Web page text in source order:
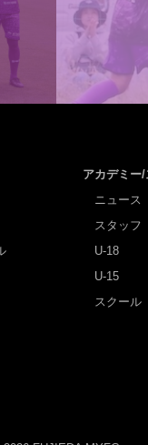
アカデミー
ニュース
スタッフ
U-18
U-15
スクール